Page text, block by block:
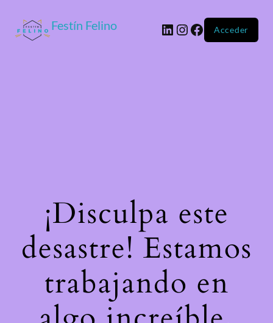
Festín Felino Acceder
¡Disculpa este
desastre! Estamos
trabajando en